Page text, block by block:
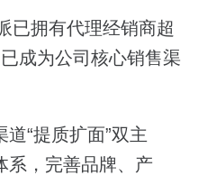
已拥有代理经销商超
成为公司核心销售渠
“提质扩面”双主
系，完善品牌、产